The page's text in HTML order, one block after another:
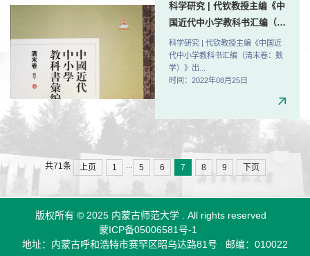
科学研究 | 代钦教授主编《中
国近代中小学教科书汇编（清
末卷：数学）》出版发行
科学研究 | 代钦教授主编《中国近
代中小学教科书汇编（清末卷：数
学）》出...
时间：2022年08月25日
共71条 上页 1 ... 5 6 7 8 9 下页
版权所有 © 2025 内蒙古师范大学 . All rights reserved
蒙ICP备05006581号-1
地址：内蒙古呼和浩特市赛罕区昭乌达路81号 邮编：010022